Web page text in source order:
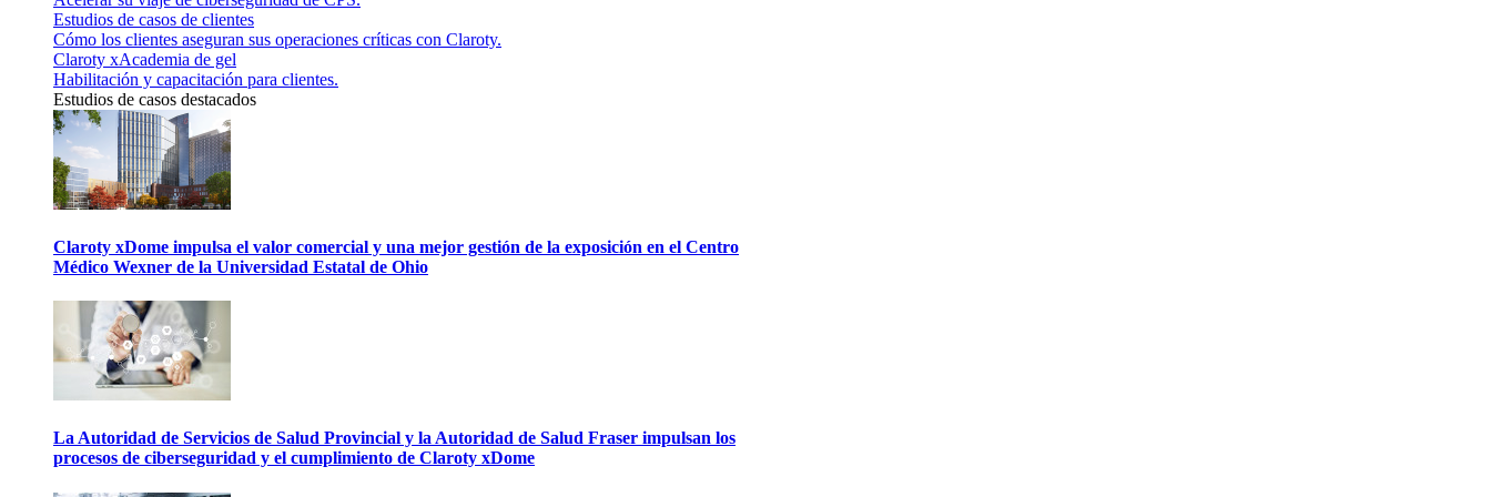
Estudios de casos de clientes
Cómo los clientes aseguran sus operaciones críticas con Claroty.
Claroty xAcademia de gel
Habilitación y capacitación para clientes.
Estudios de casos destacados
Claroty xDome impulsa el valor comercial y una mejor gestión de la exposición en el Centro
Médico Wexner de la Universidad Estatal de Ohio
La Autoridad de Servicios de Salud Provincial y la Autoridad de Salud Fraser impulsan los
procesos de ciberseguridad y el cumplimiento de Claroty xDome